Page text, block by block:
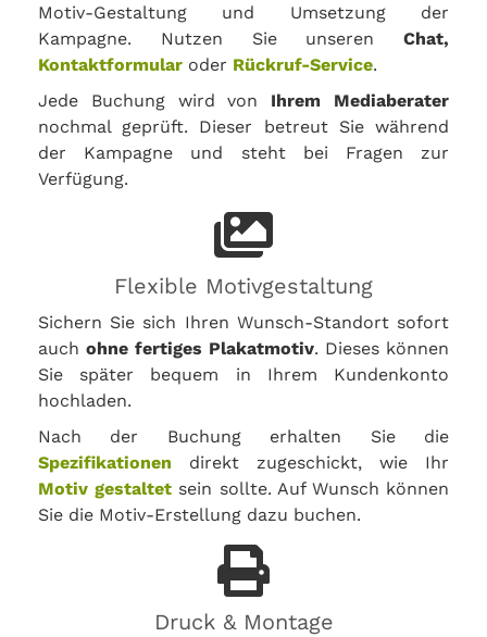
Motiv-Gestaltung und Umsetzung der
Kampagne. Nutzen Sie unseren Chat,
Kontaktformular oder Rückruf-Service.
Jede Buchung wird von Ihrem Mediaberater
nochmal geprüft. Dieser betreut Sie während
der Kampagne und steht bei Fragen zur
Verfügung.
Flexible Motivgestaltung
Sichern Sie sich Ihren Wunsch-Standort sofort
auch ohne fertiges Plakatmotiv. Dieses können
Sie später bequem in Ihrem Kundenkonto
hochladen.
Nach der Buchung erhalten Sie die
Spezifikationen direkt zugeschickt, wie Ihr
Motiv gestaltet sein sollte. Auf Wunsch können
Sie die Motiv-Erstellung dazu buchen.
Druck & Montage